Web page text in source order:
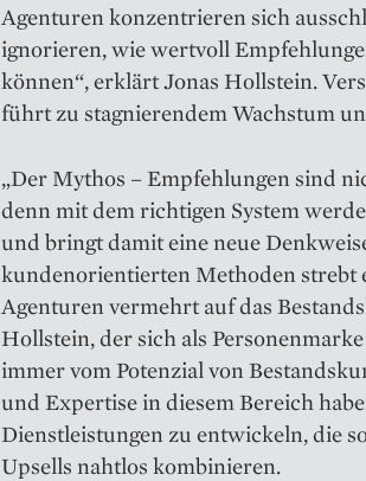
Agenturen konzentrieren sich
ignorieren, wie wertvoll
können“, erklärt Jonas Hollstein.
führt zu stagnierendem Wachstum
„Der Mythos – Empfehlungen sind
denn mit dem richtigen System
und bringt damit eine neue
kundenorientierten Methoden strebt
Agenturen vermehrt auf das
Hollstein, der sich als
immer vom Potenzial von
und Expertise in diesem Bereich
Dienstleistungen zu entwickeln, die
Upsells nahtlos kombinieren.